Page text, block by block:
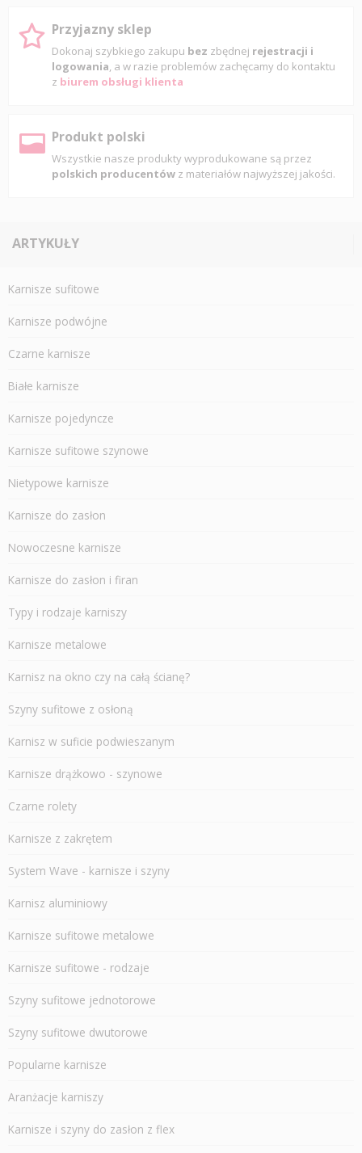
Przyjazny sklep
Dokonaj szybkiego zakupu bez zbędnej rejestracji i
logowania, a w razie problemów zachęcamy do kontaktu
z biurem obsługi klienta
Produkt polski
Wszystkie nasze produkty wyprodukowane są przez
polskich producentów z materiałów najwyższej jakości.
ARTYKUŁY
Karnisze sufitowe
Karnisze podwójne
Czarne karnisze
Białe karnisze
Karnisze pojedyncze
Karnisze sufitowe szynowe
Nietypowe karnisze
Karnisze do zasłon
Nowoczesne karnisze
Karnisze do zasłon i firan
Typy i rodzaje karniszy
Karnisze metalowe
Karnisz na okno czy na całą ścianę?
Szyny sufitowe z osłoną
Karnisz w suficie podwieszanym
Karnisze drążkowo - szynowe
Czarne rolety
Karnisze z zakrętem
System Wave - karnisze i szyny
Karnisz aluminiowy
Karnisze sufitowe metalowe
Karnisze sufitowe - rodzaje
Szyny sufitowe jednotorowe
Szyny sufitowe dwutorowe
Popularne karnisze
Aranżacje karniszy
Karnisze i szyny do zasłon z flex